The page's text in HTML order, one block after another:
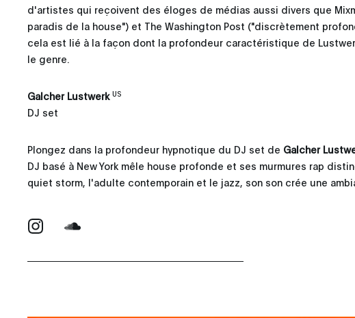
d'artistes qui reçoivent des éloges de médias aussi divers que
paradis de la house") et The Washington Post ("discrètement
cela est lié à la façon dont la profondeur caractéristique de
le genre.
Galcher Lustwerk US
DJ set
Plongez dans la profondeur hypnotique du DJ set de Galcher
DJ basé à New York mêle house profonde et ses murmures rap
quiet storm, l'adulte contemporain et le jazz, son son crée une